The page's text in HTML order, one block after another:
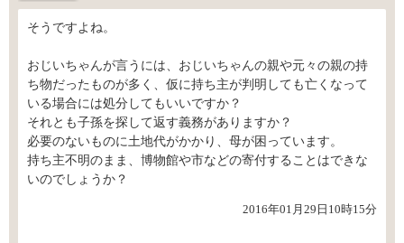
そうですよね。
おじいちゃんが言うには、おじいちゃんの親や元々の親の持
ち物だったものが多く、仮に持ち主が判明しても亡くなって
いる場合には処分してもいいですか？
それとも子孫を探して返す義務がありますか？
必要のないものに土地代がかかり、母が困っています。
持ち主不明のまま、博物館や市などの寄付することはできな
いのでしょうか？
2016年01月29日10時15分